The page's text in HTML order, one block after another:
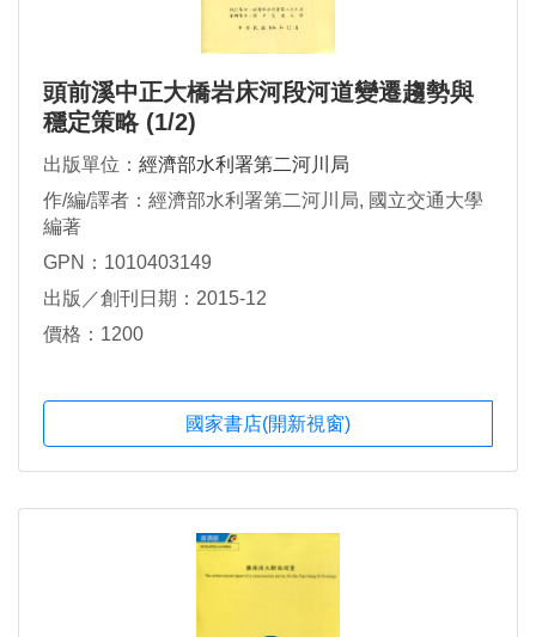
頭前溪中正大橋岩床河段河道變遷趨勢與
穩定策略 (1/2)
出版單位： 經濟部水利署第二河川局
作/編/譯者：經濟部水利署第二河川局, 國立交通大學
編著
GPN：1010403149
出版／創刊日期：2015-12
價格：1200
國家書店(開新視窗)